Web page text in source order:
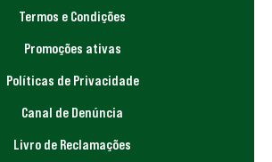
Termos e Condições
Promoções ativas
Políticas de Privacidade
Canal de Denúncia
Livro de Reclamações